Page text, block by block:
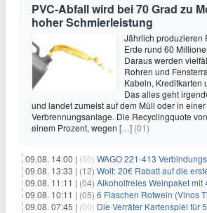
PVC-Abfall wird bei 70 Grad zu
hoher Schmierleistung
Jährlich produzieren
Erde rund 60
Daraus werden
Rohren und
Kabeln, Kreditkarten
Das alles geht
und landet zumeist auf dem Müll oder in einer
Verbrennungsanlage. Die Recyclingquote
einem Prozent, wegen […] (01)
09.08. 14:00 | (00) WAGO 221-413 Verbindungsklemmen
09.08. 13:33 | (12) Wolt: 20€ Rabatt auf die ersten zwei
09.08. 11:11 | (04) Alkoholfreies Weinpaket mit 47% Rabatt + 2
09.08. 10:11 | (05) 6 Flaschen Rotwein (Vinos Tinto Paket) + 2 Schott
09.08. 07:45 | (00) Die Verräter Kartenspiel für